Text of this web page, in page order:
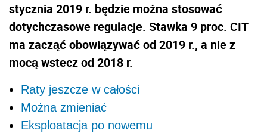
stycznia 2019 r. będzie można stosować
dotychczasowe regulacje. Stawka 9 proc. CIT
ma zacząć obowiązywać od 2019 r., a nie z
mocą wstecz od 2018 r.
Raty jeszcze w całości
Można zmieniać
Eksploatacja po nowemu